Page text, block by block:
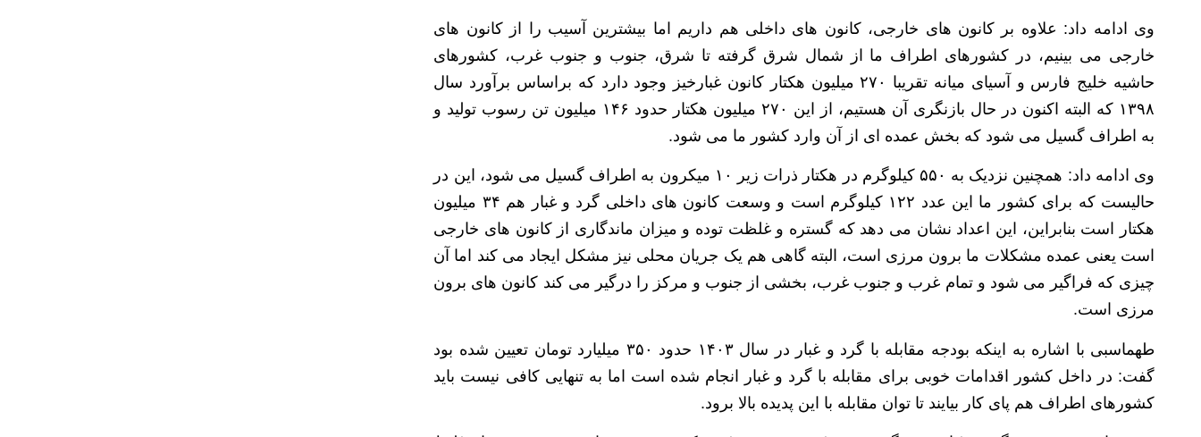
وی ادامه داد: علاوه بر کانون های خارجی، کانون های داخلی هم داریم اما بیشترین آسیب را از کانون های
خارجی می بینیم، در کشورهای اطراف ما از شمال شرق گرفته تا شرق، جنوب و جنوب غرب، کشورهای
حاشیه خلیج فارس و آسیای میانه تقریبا ۲۷۰ میلیون هکتار کانون غبارخیز وجود دارد که براساس برآورد سال
۱۳۹۸ که البته اکنون در حال بازنگری آن هستیم، از این ۲۷۰ میلیون هکتار حدود ۱۴۶ میلیون تن رسوب تولید و
به اطراف گسیل می شود که بخش عمده ای از آن وارد کشور ما می شود.
وی ادامه داد: همچنین نزدیک به ۵۵۰ کیلوگرم در هکتار ذرات زیر ۱۰ میکرون به اطراف گسیل می شود، این در
حالیست که برای کشور ما این عدد ۱۲۲ کیلوگرم است و وسعت کانون های داخلی گرد و غبار هم ۳۴ میلیون
هکتار است بنابراین، این اعداد نشان می دهد که گستره و غلظت توده و میزان ماندگاری از کانون های خارجی
است یعنی عمده مشکلات ما برون مرزی است، البته گاهی هم یک جریان محلی نیز مشکل ایجاد می کند اما آن
چیزی که فراگیر می شود و تمام غرب و جنوب غرب، بخشی از جنوب و مرکز را درگیر می کند کانون های برون
مرزی است.
طهماسبی با اشاره به اینکه بودجه مقابله با گرد و غبار در سال ۱۴۰۳ حدود ۳۵۰ میلیارد تومان تعیین شده بود
گفت: در داخل کشور اقدامات خوبی برای مقابله با گرد و غبار انجام شده است اما به تنهایی کافی نیست باید
کشورهای اطراف هم پای کار بیایند تا توان مقابله با این پدیده بالا برود.